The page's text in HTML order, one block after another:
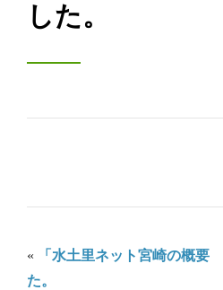
した。
«
「水土里ネット宮崎の概要
た。